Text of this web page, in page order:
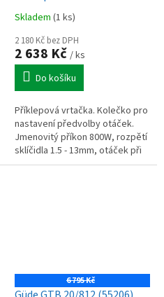
Skladem (1 ks)
2 180 Kč bez DPH
2 638 Kč / ks
Do košíku
Příklepová vrtačka. Kolečko pro
nastavení předvolby otáček.
Jmenovitý příkon 800W, rozpětí
sklíčidla 1.5 - 13mm, otáček při
volnoběhu0 - 1200 / 0 - 3200
6 795 Kč